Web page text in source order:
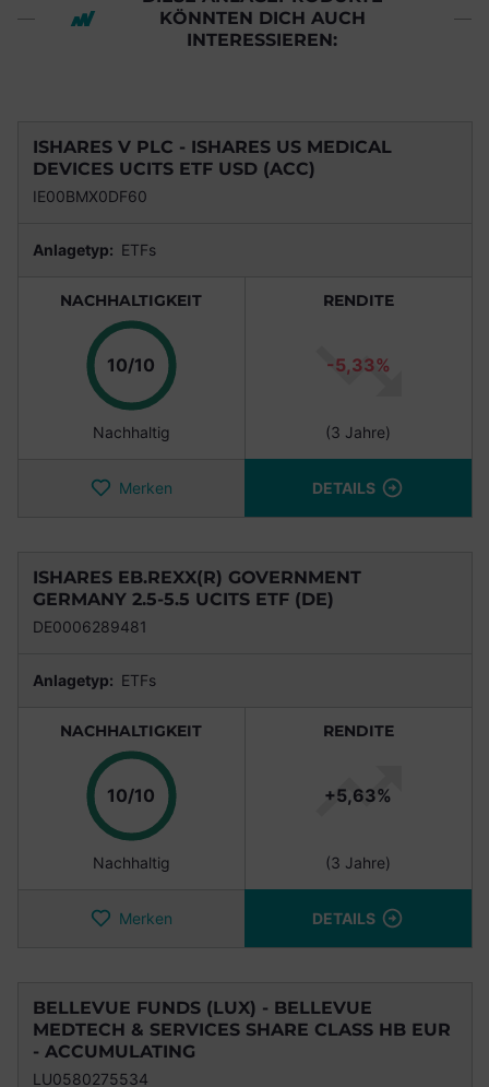
KÖNNTEN DICH AUCH
INTERESSIEREN:
ISHARES V PLC - ISHARES US MEDICAL
DEVICES UCITS ETF USD (ACC)
IE00BMX0DF60
Anlagetyp: ETFs
NACHHALTIGKEIT
10/10 Punkte
Nachhaltig
RENDITE
-5,33%
(3 Jahre)
Merken DETAILS
ISHARES EB.REXX(R) GOVERNMENT
GERMANY 2.5-5.5 UCITS ETF (DE)
DE0006289481
Anlagetyp: ETFs
NACHHALTIGKEIT
10/10 Punkte
Nachhaltig
RENDITE
+5,63%
(3 Jahre)
Merken DETAILS
BELLEVUE FUNDS (LUX) - BELLEVUE
MEDTECH & SERVICES SHARE CLASS HB EUR
- ACCUMULATING
LU0580275534